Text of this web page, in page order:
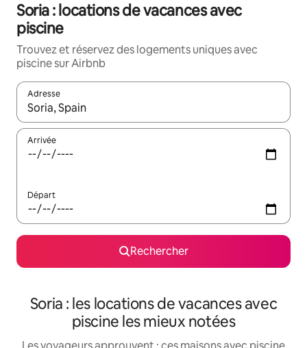
Soria : locations de vacances avec
piscine
Trouvez et réservez des logements uniques avec
piscine sur Airbnb
Adresse
Lorsque les résultats s'affichent, utilisez les flèches vers le
Arrivée
Départ
Rechercher
Soria : les locations de vacances avec
piscine les mieux notées